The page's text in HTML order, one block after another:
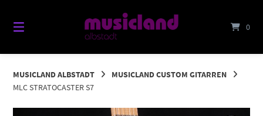
Inhalt
0
MUSICLAND ALBSTADT
MUSICLAND CUSTOM GITARREN
MLC STRATOCASTER S7